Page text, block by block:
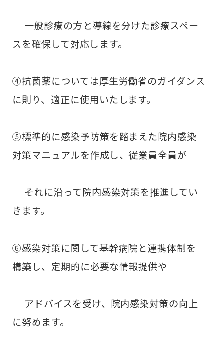
一般診療の方と導線を分けた診療スペー
スを確保して対応します。 ​
④抗菌薬については厚生労働省のガイダンス
に則り、適正に使用いたします。 ​
⑤標準的に感染予防策を踏まえた院内感染
対策マニュアルを作成し、従業員全員が
それに沿って院内感染対策を推進してい
きます。 ​
⑥感染対策に関して基幹病院と連携体制を
構築し、定期的に必要な情報提供や
アドバイスを受け、院内感染対策の向上
に努めます。